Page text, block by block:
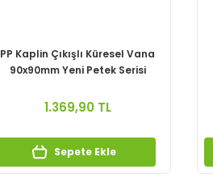
PP Kaplin Çıkışlı Küresel Vana
90x90mm Yeni Petek Serisi
1.369,90 TL
Sepete Ekle